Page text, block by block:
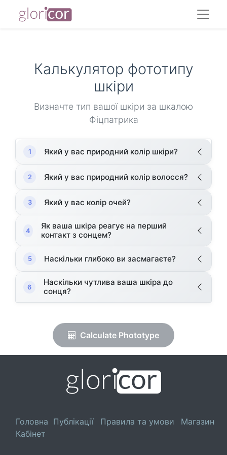
Калькулятор фототипу
шкіри
Визначте тип вашої шкіри за шкалою
Фіцпатрика
1 Який у вас природний колір шкіри?
2 Який у вас природний колір волосся?
3 Який у вас колір очей?
4
Як ваша шкіра реагує на перший
контакт з сонцем?
5 Наскільки глибоко ви засмагаєте?
6
Наскільки чутлива ваша шкіра до
сонця?
Calculate Phototype
Головна Публікації Правила та умови
Магазин
Кабінет